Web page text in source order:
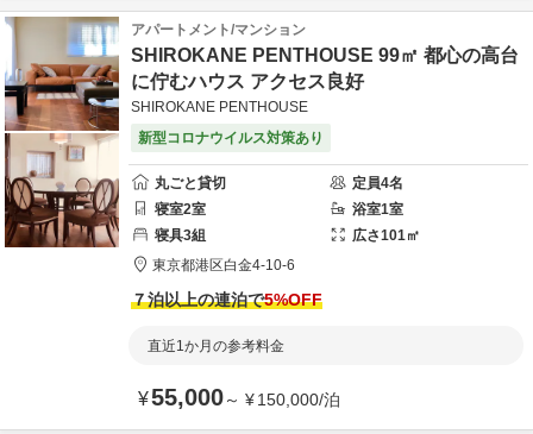
アパートメント/マンション
SHIROKANE PENTHOUSE 99㎡ 都心の高台
に佇むハウス アクセス良好
SHIROKANE PENTHOUSE
新型コロナウイルス対策あり
丸ごと貸切 定員4名
寝室2室 浴室1室
寝具3組 広さ101㎡
東京都港区白金4-10-6
７泊以上の連泊で5%OFF
直近1か月の参考料金
¥55,000～ ¥150,000/泊